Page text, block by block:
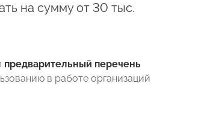
на сумму от 30 тыс.
предварительный перечень
в работе организаций